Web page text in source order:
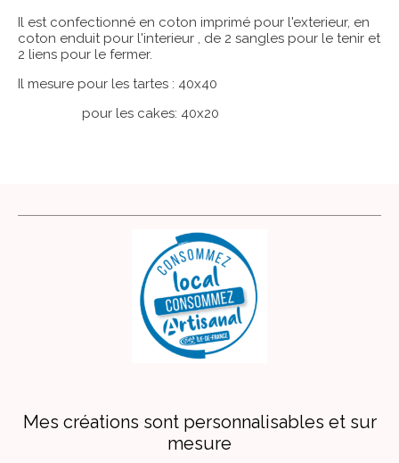
Il est confectionné en coton imprimé pour l'exterieur, en
coton enduit pour l'interieur , de 2 sangles pour le tenir et
2 liens pour le fermer.
Il mesure pour les tartes : 40x40
pour les cakes: 40x20
Mes créations sont personnalisables et sur
mesure